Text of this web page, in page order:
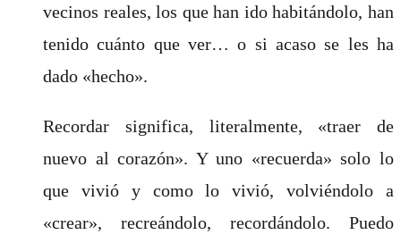
vecinos reales, los que han ido habitándolo, han
tenido cuánto que ver… o si acaso se les ha
dado «hecho».
Recordar significa, literalmente, «traer de
nuevo al corazón». Y uno «recuerda» solo lo
que vivió y como lo vivió, volviéndolo a
«crear», recreándolo, recordándolo. Puedo